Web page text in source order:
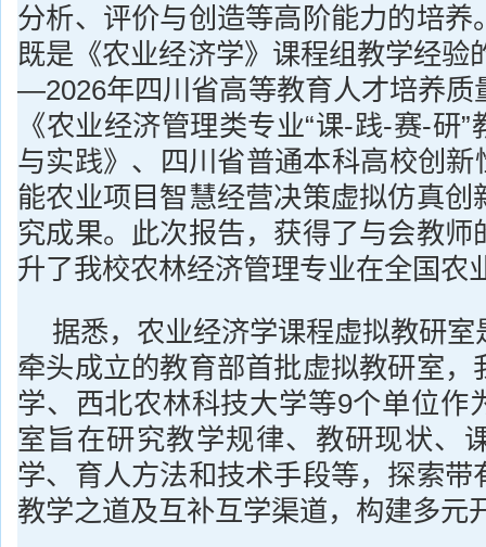
分析、评价与创造等高阶能力的培养
既是《农业经济学》课程组教学经验
—2026年四川省高等教育人才培养质
《农业经济管理类专业“课-践-赛-研
与实践》、四川省普通本科高校创新
能农业项目智慧经营决策虚拟仿真创
究成果。此次报告，获得了与会教师
升了我校农林经济管理专业在全国农
据悉，农业经济学课程虚拟教研
牵头成立的教育部首批虚拟教研室，
学、西北农林科技大学等9个单位作
室旨在研究教学规律、教研现状、
学、育人方法和技术手段等，探索带
教学之道及互补互学渠道，构建多元